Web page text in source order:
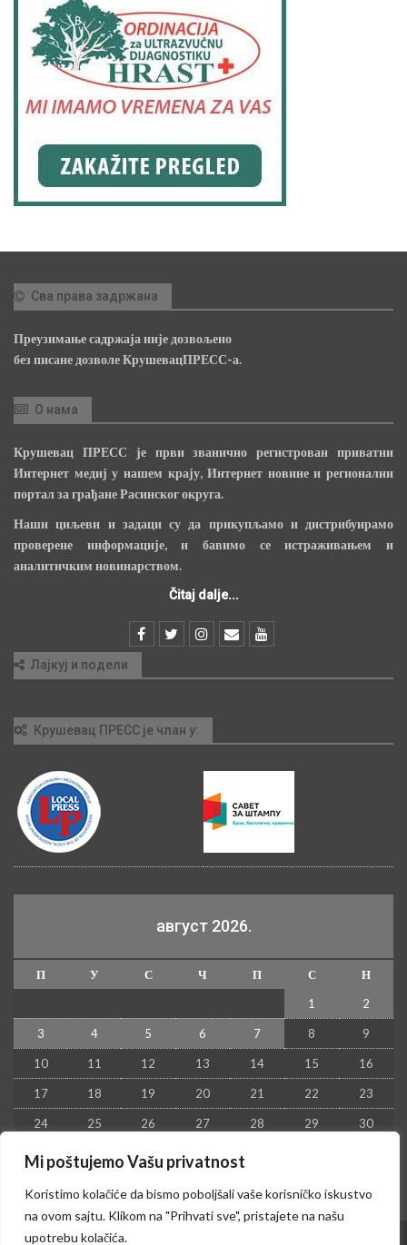
Mi poštujemo Vašu privatnost
Koristimo kolačiće da bismo poboljšali vaše korisničko iskustvo
na ovom sajtu. Klikom na "Prihvati sve", pristajete na našu
upotrebu kolačića.
Сва права задржана
Преузимање садржаја није дозвољено
без писане дозволе КрушевацПРЕСС-а.
О нама
Крушевац ПРЕСС је први званично регистрован приватни
Интернет медиј у нашем крају, Интернет новине и регионални
портал за грађане Расинског округа.
Наши циљеви и задаци су да прикупљамо и дистрибуирамо
проверене информације, и бавимо се истраживањем и
аналитичким новинарством.
Čitaj dalje...
Лајкуј и подели
Крушевац ПРЕСС је члан у:
август 2026.
П У С Ч П С
Н
1
2
3 4 5 6 7 8 9
10 11 12 13 14 15 16
17 18 19 20 21 22 23
24 25 26 27 28 29 30
31